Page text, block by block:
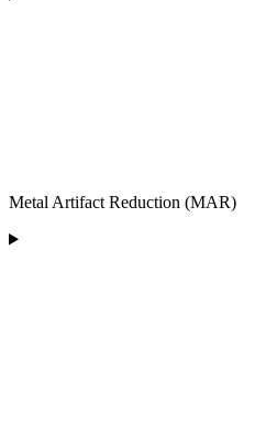
Metal Artifact Reduction (MAR)